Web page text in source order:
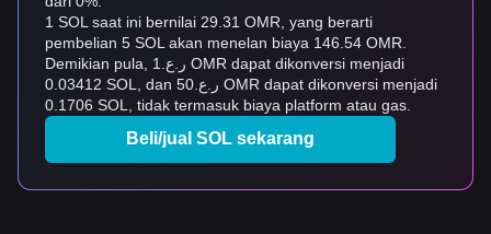
1 SOL saat ini bernilai 29.31 OMR, yang berarti
pembelian 5 SOL akan menelan biaya 146.54 OMR.
Demikian pula, ر.ع.1 OMR dapat dikonversi menjadi
0.03412 SOL, dan ر.ع.50 OMR dapat dikonversi menjadi
0.1706 SOL, tidak termasuk biaya platform atau gas.
Beli/jual SOL sekarang